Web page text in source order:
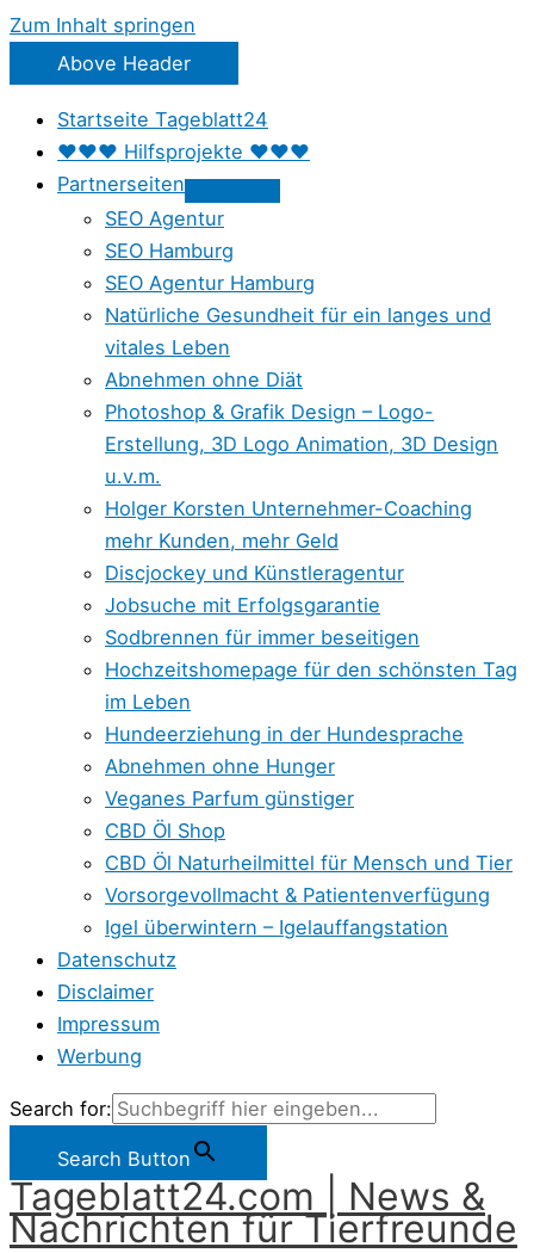
Zum Inhalt springen
Above Header
Startseite Tageblatt24
♥♥♥ Hilfsprojekte ♥♥♥
Partnerseiten
SEO Agentur
SEO Hamburg
SEO Agentur Hamburg
Natürliche Gesundheit für ein langes und
vitales Leben
Abnehmen ohne Diät
Photoshop & Grafik Design – Logo-
Erstellung, 3D Logo Animation, 3D Design
u.v.m.
Holger Korsten Unternehmer-Coaching
mehr Kunden, mehr Geld
Discjockey und Künstleragentur
Jobsuche mit Erfolgsgarantie
Sodbrennen für immer beseitigen
Hochzeitshomepage für den schönsten Tag
im Leben
Hundeerziehung in der Hundesprache
Abnehmen ohne Hunger
Veganes Parfum günstiger
CBD Öl Shop
CBD Öl Naturheilmittel für Mensch und Tier
Vorsorgevollmacht & Patientenverfügung
Igel überwintern – Igelauffangstation
Datenschutz
Disclaimer
Impressum
Werbung
Search for:
Search Button
Tageblatt24.com | News &
Nachrichten für Tierfreunde